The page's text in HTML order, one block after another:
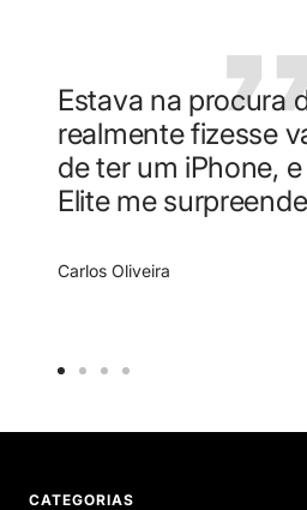
Estava na procura
realmente fizesse
de ter um iPhone,
Elite me
Carlos Oliveira
CATEGORIAS